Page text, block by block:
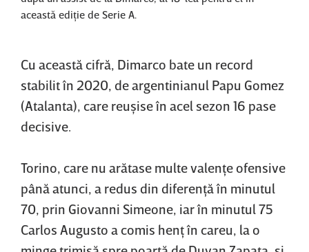
această ediţie de Serie A.
Cu această cifră, Dimarco bate un record
stabilit în 2020, de argentinianul Papu Gomez
(Atalanta), care reuşise în acel sezon 16 pase
decisive.
Torino, care nu arătase multe valenţe ofensive
până atunci, a redus din diferenţă în minutul
70, prin Giovanni Simeone, iar în minutul 75
Carlos Augusto a comis henţ în careu, la o